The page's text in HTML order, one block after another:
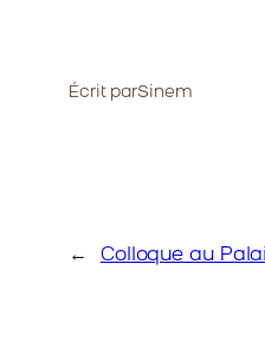
Écrit parSinem
← Colloque au